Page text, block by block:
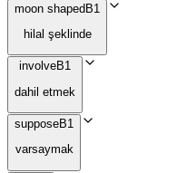
moon shapedB1
hilal şeklinde
involveB1
dahil etmek
supposeB1
varsaymak